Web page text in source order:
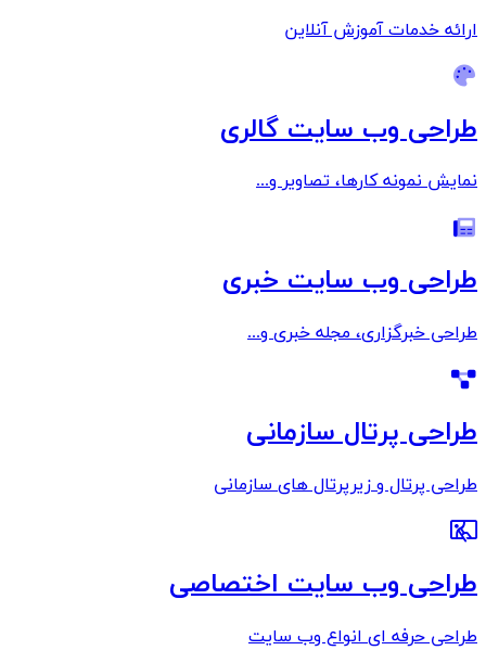
ارائه خدمات آموزش آنلاین
طراحی وب سایت گالری
نمایش نمونه کارها، تصاویر و...
طراحی وب سایت خبری
طراحی خبرگزاری، مجله خبری و...
طراحی پرتال سازمانی
طراحی پرتال و زیرپرتال های سازمانی
طراحی وب سایت اختصاصی
طراحی حرفه ای انواع وب سایت